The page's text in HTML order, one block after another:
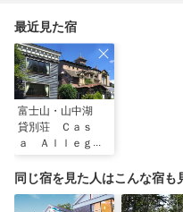
1階：ダイニング・キッチン
2階：寝室（トリプル＋ツイ
最近見た宿
富士山・山中湖
貸別荘 Ｃａｓ
ａ Ａｌｌｅｇｒ
同じ宿を見た人はこんな宿も